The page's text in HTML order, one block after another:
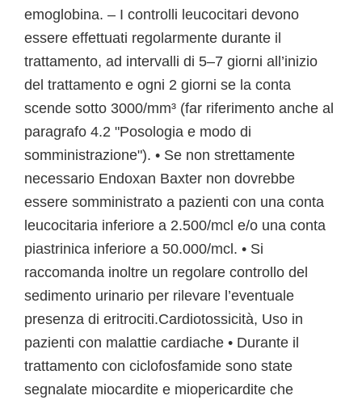
emoglobina. – I controlli leucocitari devono
essere effettuati regolarmente durante il
trattamento, ad intervalli di 5–7 giorni all’inizio
del trattamento e ogni 2 giorni se la conta
scende sotto 3000/mm³ (far riferimento anche al
paragrafo 4.2 "Posologia e modo di
somministrazione"). • Se non strettamente
necessario Endoxan Baxter non dovrebbe
essere somministrato a pazienti con una conta
leucocitaria inferiore a 2.500/mcl e/o una conta
piastrinica inferiore a 50.000/mcl. • Si
raccomanda inoltre un regolare controllo del
sedimento urinario per rilevare l’eventuale
presenza di eritrociti.Cardiotossicità, Uso in
pazienti con malattie cardiache • Durante il
trattamento con ciclofosfamide sono state
segnalate miocardite e miopericardite che